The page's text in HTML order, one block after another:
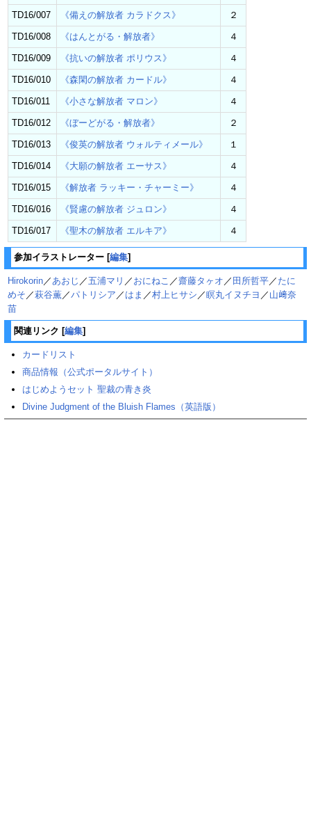
TD16/007 《備えの解放者 カラドクス》 ２
TD16/008 《はんとがる・解放者》 ４
TD16/009 《抗いの解放者 ポリウス》 ４
TD16/010 《森閑の解放者 カードル》 ４
TD16/011 《小さな解放者 マロン》 ４
TD16/012 《ぼーどがる・解放者》 ２
TD16/013 《俊英の解放者 ウォルティメール》 １
TD16/014 《大願の解放者 エーサス》 ４
TD16/015 《解放者 ラッキー・チャーミー》 ４
TD16/016 《賢慮の解放者 ジュロン》 ４
TD16/017 《聖木の解放者 エルキア》 ４
参加イラストレーター [編集]
Hirokorin ／ あおじ ／五浦マリ ／ おにねこ ／齋藤タヶオ ／ 田所哲平 ／ たに
めそ ／萩谷薫 ／パトリシア ／ はま ／村上ヒサシ ／瞑丸イヌチヨ ／ 山﨑奈
苗
関連リンク [編集]
カードリスト
商品情報（公式ポータルサイト）
はじめようセット 聖裁の青き炎
Divine Judgment of the Bluish Flames（英語版）